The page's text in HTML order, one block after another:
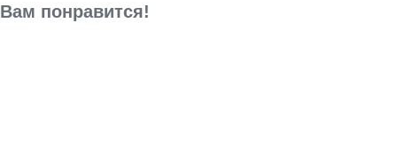
Вам понравится!